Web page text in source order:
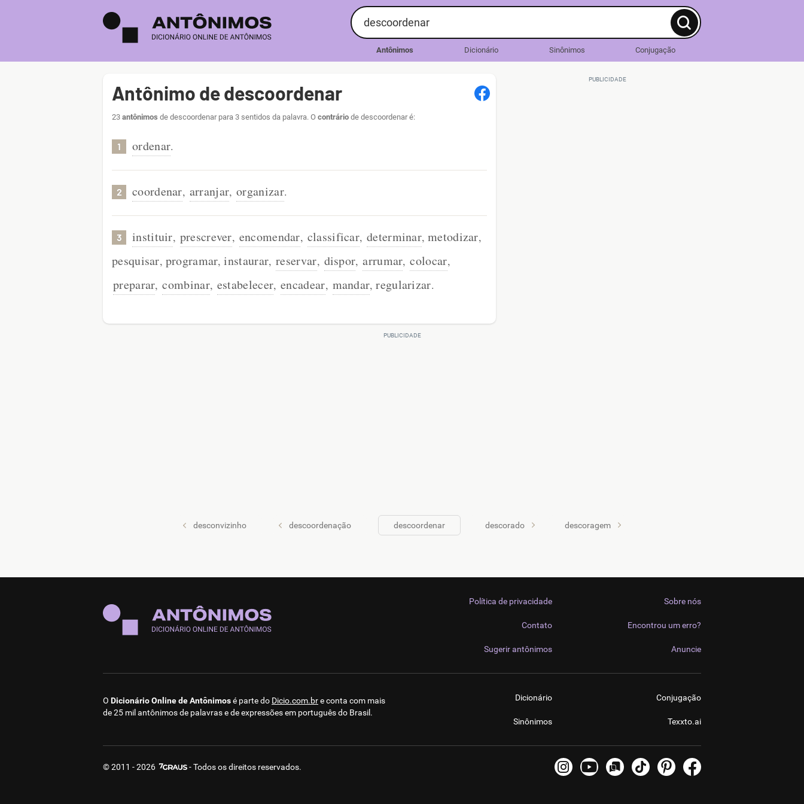
Antônimos Dicionário Sinônimos Conjugação
Antônimo de descoordenar
23 antônimos de descoordenar para 3 sentidos da palavra. O contrário de descoordenar é:
1 ordenar.
2 coordenar, arranjar, organizar.
3 instituir, prescrever, encomendar, classificar, determinar,metodizar,
pesquisar, programar,instaurar, reservar, dispor, arrumar, colocar,
preparar, combinar, estabelecer, encadear, mandar,regularizar.
desconvizinho descoordenação descoordenar descorado descoragem
Sobre nós
Encontrou um erro?
Anuncie
Política de privacidade
Contato
Sugerir antônimos
O Dicionário Online de Antônimosé parte do Dicio.com.bre conta com mais
de 25 mil antônimos de palavras e de expressões em português do Brasil.
Dicionário
Sinônimos
Conjugação
Texxto.ai
© 2011 - 2026 - Todos os direitos reservados.